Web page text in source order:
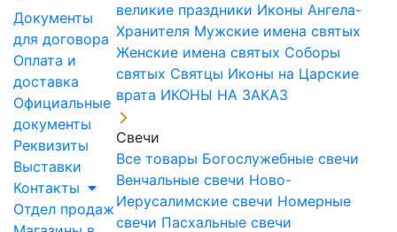
Документы
для договора
Оплата и
доставка
Официальные
документы
Реквизиты
Выставки
Контакты
Отдел продаж
великие праздники Иконы Ангела-
Хранителя Мужские имена святых
Женские имена святых Соборы
святых Святцы Иконы на Царские
врата ИКОНЫ НА ЗАКАЗ
Свечи
Все товары Богослужебные свечи
Венчальные свечи Ново-
Иерусалимские свечи Номерные
свечи Пасхальные свечи